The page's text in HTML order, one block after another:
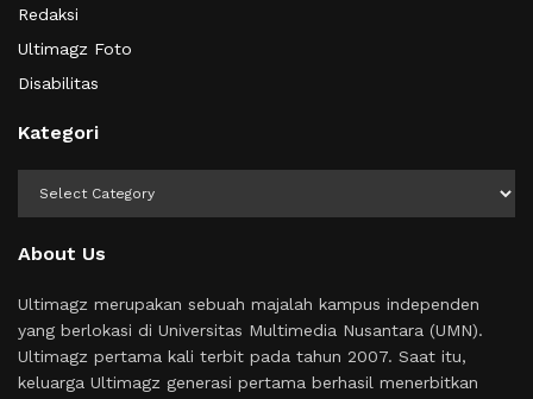
Redaksi
Ultimagz Foto
Disabilitas
Kategori
About Us
Ultimagz merupakan sebuah majalah kampus independen
yang berlokasi di Universitas Multimedia Nusantara (UMN).
Ultimagz pertama kali terbit pada tahun 2007. Saat itu,
keluarga Ultimagz generasi pertama berhasil menerbitkan